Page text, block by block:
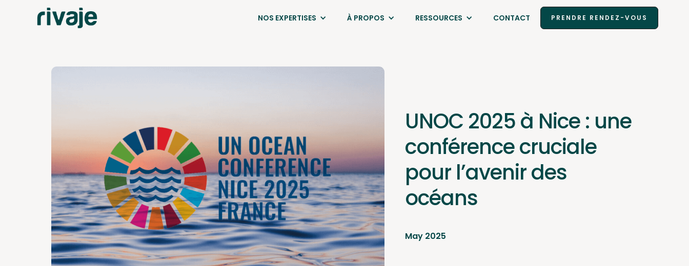
NOS EXPERTISES À PROPOS RESSOURCES CONTACT PRENDRE RENDEZ-VOUS
UNOC 2025 à Nice : une
conférence cruciale
pour l’avenir des
océans
May 2025